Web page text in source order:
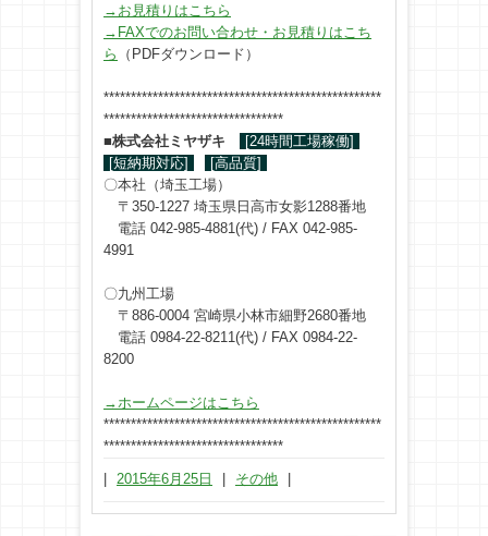
→お見積りはこちら
→FAXでのお問い合わせ・お見積りはこち
ら
（PDFダウンロード）
***************************************************
*********************************
■株式会社ミヤザキ
[24時間工場稼働]
[短納期対応]
[高品質]
〇本社（埼玉工場）
〒350-1227 埼玉県日高市女影1288番地
電話 042-985-4881(代) / FAX 042-985-
4991
〇九州工場
〒886-0004 宮崎県小林市細野2680番地
電話 0984-22-8211(代) / FAX 0984-22-
8200
→ホームページはこちら
***************************************************
*********************************
|
2015年6月25日 | その他 |